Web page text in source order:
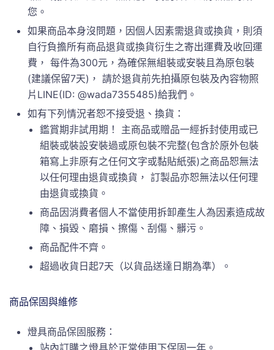
您。
如果商品本身沒問題，因個人因素需退貨或換貨，則須
自行負擔所有商品退貨或換貨衍生之寄出運費及收回運
費， 每件為300元，為確保無組裝或安裝且為原包裝
(建議保留7天)， 請於退貨前先拍攝原包裝及內容物照
片LINE(ID: @wada7355485)給我們。
如有下列情況者恕不接受退、換貨：
鑑賞期非試用期！ 主商品或贈品一經拆封使用或已
組裝或裝設安裝過或原包裝不完整(包含於原外包裝
箱寫上非原有之任何文字或黏貼紙張)之商品恕無法
以任何理由退貨或換貨， 訂製品亦恕無法以任何理
由退貨或換貨。
商品因消費者個人不當使用拆卸產生人為因素造成故
障、損毀、磨損、擦傷、刮傷、髒污。
商品配件不齊。
超過收貨日起7天（以貨品送達日期為準）。
商品保固與維修
燈具商品保固服務：
站內訂購之燈具於正常使用下保固一年。